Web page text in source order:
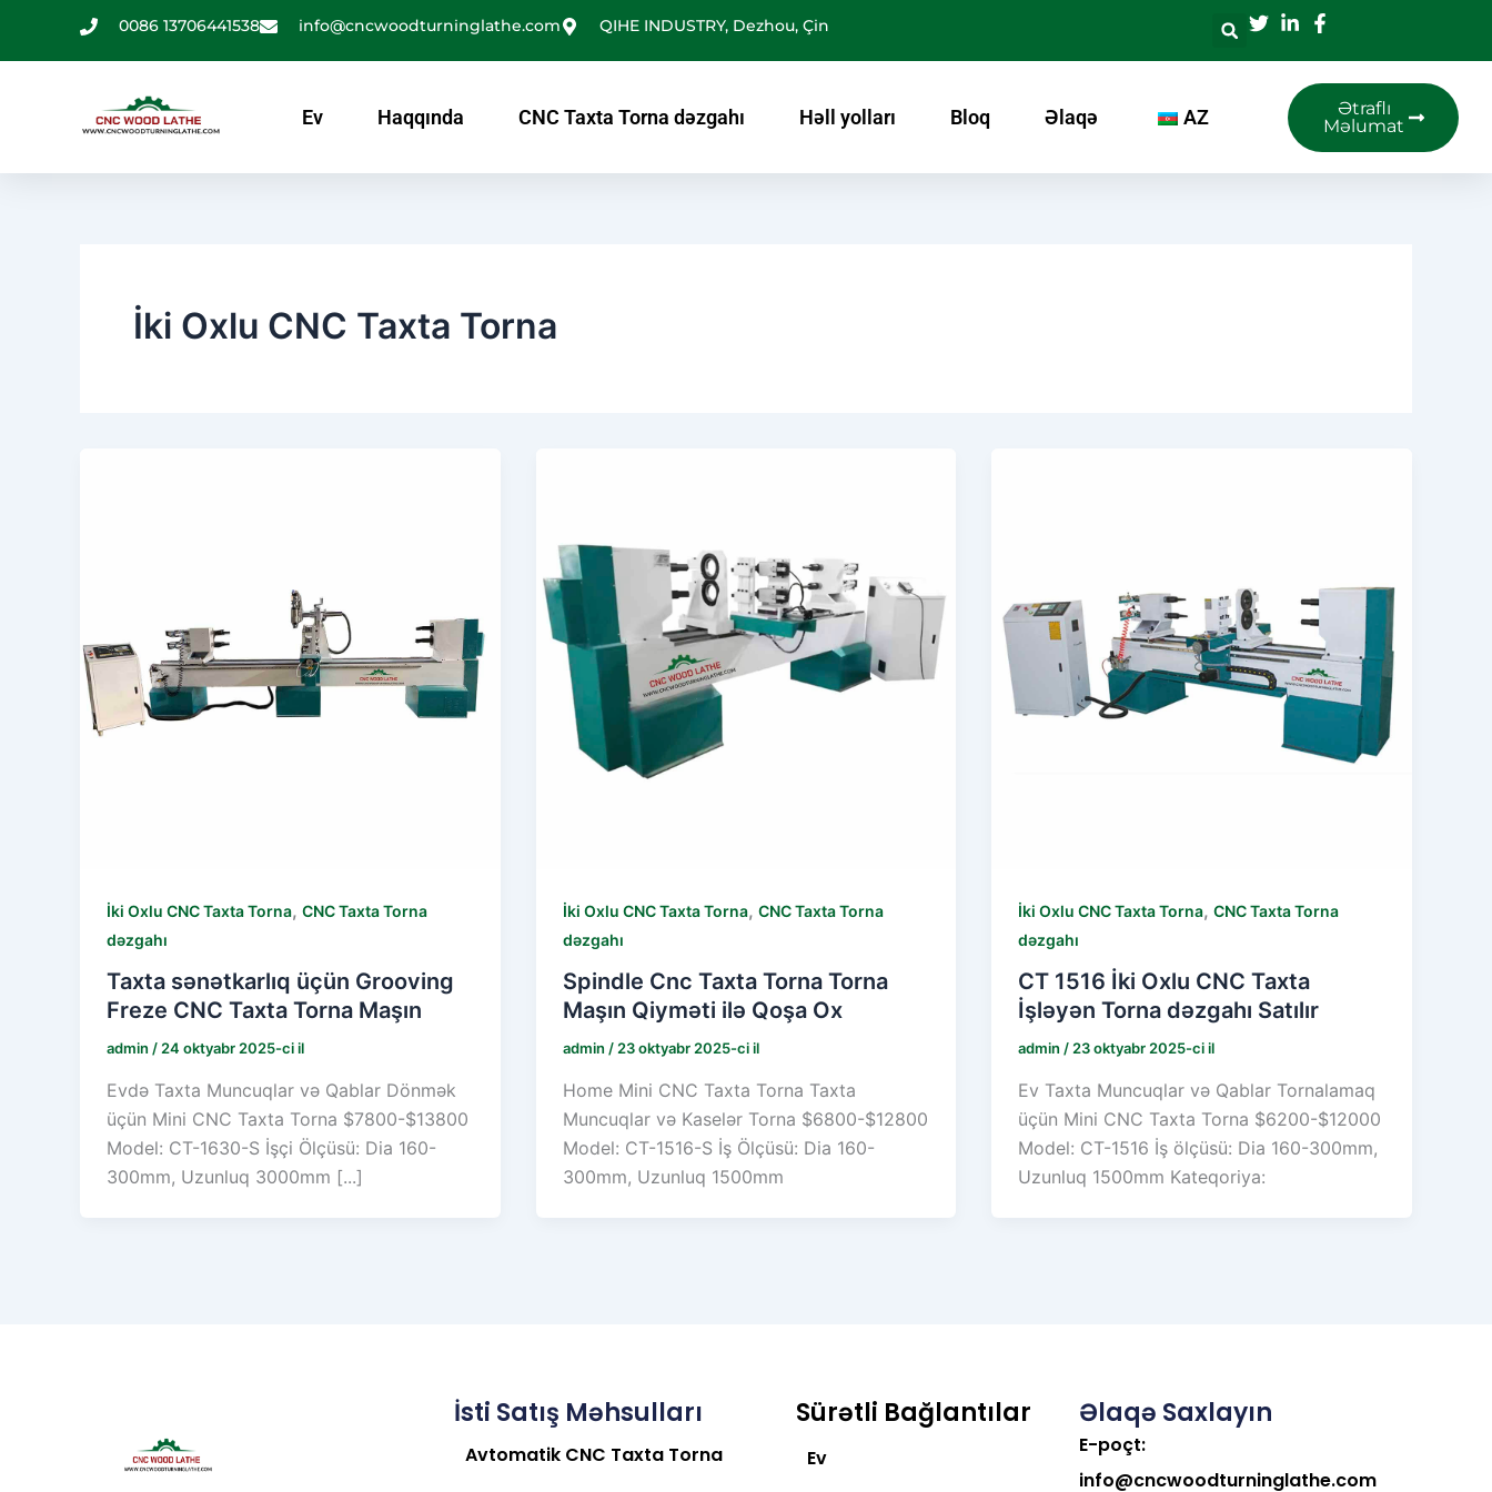
0086 13706441538 info@cncwoodturninglathe.com QIHE INDUSTRY, Dezhou, Çin
Ev Haqqında CNC Taxta Torna dəzgahı Həll yolları Bloq Əlaqə AZ
Ətraflı
Məlumat
İki Oxlu CNC Taxta Torna
İki Oxlu CNC Taxta Torna, CNC Taxta Torna
dəzgahı
Taxta sənətkarlıq üçün Grooving
Freze CNC Taxta Torna Maşın
admin /24 oktyabr 2025-ci il
Evdə Taxta Muncuqlar və Qablar Dönmək
üçün Mini CNC Taxta Torna $7800-$13800
Model: CT-1630-S İşçi Ölçüsü: Dia 160-
300mm, Uzunluq 3000mm [...]
İki Oxlu CNC Taxta Torna, CNC Taxta Torna
dəzgahı
Spindle Cnc Taxta Torna Torna
Maşın Qiyməti ilə Qoşa Ox
admin /23 oktyabr 2025-ci il
Home Mini CNC Taxta Torna Taxta
Muncuqlar və Kaselər Torna $6800-$12800
Model: CT-1516-S İş Ölçüsü: Dia 160-
300mm, Uzunluq 1500mm
İki Oxlu CNC Taxta Torna,CNC Taxta Torna
dəzgahı
CT 1516 İki Oxlu CNC Taxta
İşləyən Torna dəzgahı Satılır
admin/23 oktyabr 2025-ci il
Ev Taxta Muncuqlar və Qablar Tornalamaq
üçün Mini CNC Taxta Torna $6200-$12000
Model: CT-1516 İş ölçüsü: Dia 160-300mm,
Uzunluq 1500mm Kateqoriya:
İsti Satış Məhsulları
Avtomatik CNC Taxta Torna
Sürətli Bağlantılar
Ev
Əlaqə Saxlayın
E-poçt:
info@cncwoodturninglathe.com